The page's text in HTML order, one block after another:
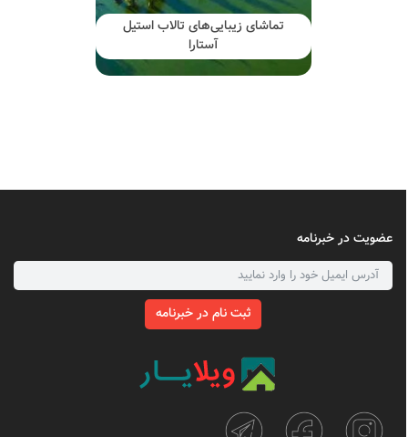
تماشای زیبایی‌های تالاب استیل
آستارا
عضویت در خبرنامه
ثبت نام در خبرنامه